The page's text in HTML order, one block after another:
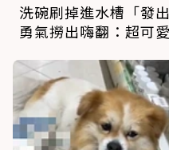
洗碗刷掉進水槽「發
勇氣撈出嗨翻：超可愛